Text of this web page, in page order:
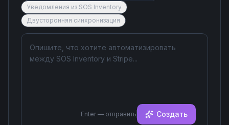
Уведомления из SOS Inventory
Двусторонняя синхронизация
Enter — отправить Создать